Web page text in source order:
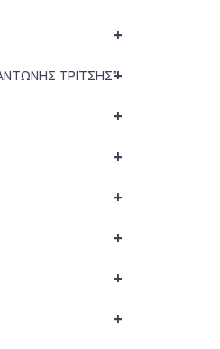
+
+
ΤΡΙΤΣΗΣ”
+
+
+
+
+
+